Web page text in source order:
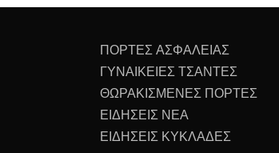
ΠΟΡΤΕΣ ΑΣΦΑΛΕΙΑΣ
ΓΥΝΑΙΚΕΙΕΣ ΤΣΑΝΤΕΣ
ΘΩΡΑΚΙΣΜΕΝΕΣ ΠΟΡΤΕΣ
ΕΙΔΗΣΕΙΣ ΝΕΑ
ΕΙΔΗΣΕΙΣ ΚΥΚΛΑΔΕΣ